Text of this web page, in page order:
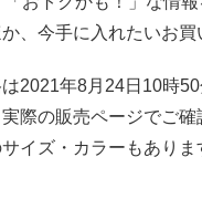
、今手に入れたいお買
2021年8月24日10時
際の販売ページでご
イズ・カラーもあり